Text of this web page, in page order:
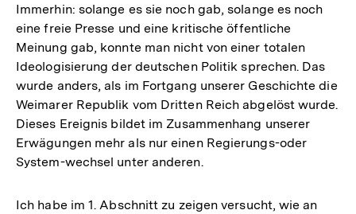
Immerhin: solange es sie noch gab, solange es noch
eine freie Presse und eine kritische öffentliche
Meinung gab, konnte man nicht von einer totalen
Ideologisierung der deutschen Politik sprechen. Das
wurde anders, als im Fortgang unserer Geschichte die
Weimarer Republik vom Dritten Reich abgelöst wurde.
Dieses Ereignis bildet im Zusammenhang unserer
Erwägungen mehr als nur einen Regierungs-oder
System-wechsel unter anderen.
Ich habe im 1. Abschnitt zu zeigen versucht, wie an